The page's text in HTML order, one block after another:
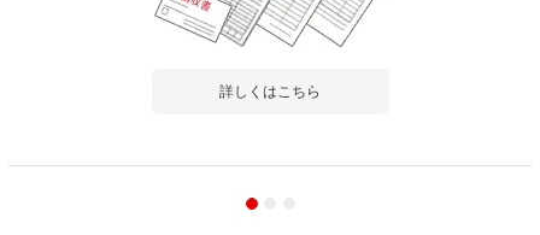
詳しくはこちら